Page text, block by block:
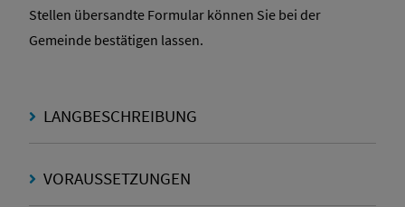
Stellen übersandte Formular können Sie bei der
Gemeinde bestätigen lassen.
LANGBESCHREIBUNG
VORAUSSETZUNGEN